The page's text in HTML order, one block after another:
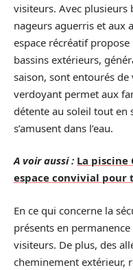
visiteurs. Avec plusieurs
nageurs aguerris et aux
espace récréatif propose
bassins extérieurs,
saison, sont entourés de
verdoyant permet aux
détente au soleil tout en
s’amusent dans l’eau.
A voir aussi : La piscine
espace convivial
En ce qui concerne la
présents en
visiteurs. De plus, des
cheminement extérieur,